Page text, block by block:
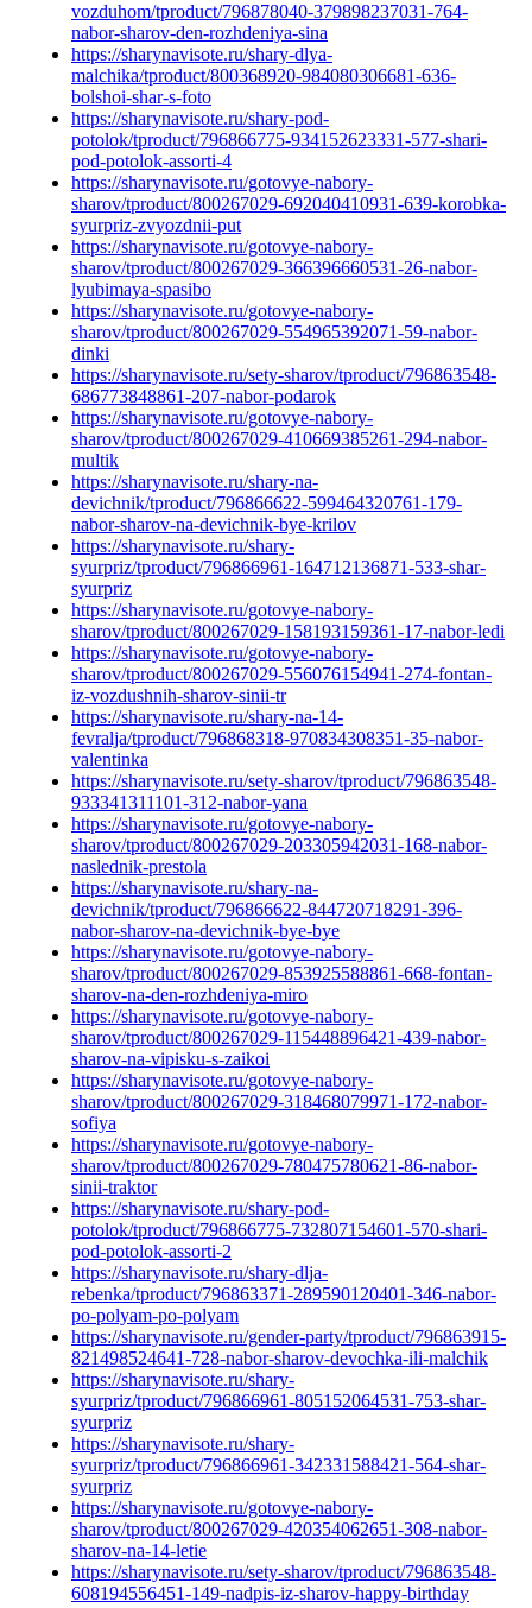
vozduhom/tproduct/796878040-379898237031-764-
nabor-sharov-den-rozhdeniya-sina
https://sharynavisote.ru/shary-dlya-
malchika/tproduct/800368920-984080306681-636-
bolshoi-shar-s-foto
https://sharynavisote.ru/shary-pod-
potolok/tproduct/796866775-934152623331-577-shari-
pod-potolok-assorti-4
https://sharynavisote.ru/gotovye-nabory-
sharov/tproduct/800267029-692040410931-639-korobka-
syurpriz-zvyozdnii-put
https://sharynavisote.ru/gotovye-nabory-
sharov/tproduct/800267029-366396660531-26-nabor-
lyubimaya-spasibo
https://sharynavisote.ru/gotovye-nabory-
sharov/tproduct/800267029-554965392071-59-nabor-
dinki
https://sharynavisote.ru/sety-sharov/tproduct/796863548-
686773848861-207-nabor-podarok
https://sharynavisote.ru/gotovye-nabory-
sharov/tproduct/800267029-410669385261-294-nabor-
multik
https://sharynavisote.ru/shary-na-
devichnik/tproduct/796866622-599464320761-179-
nabor-sharov-na-devichnik-bye-krilov
https://sharynavisote.ru/shary-
syurpriz/tproduct/796866961-164712136871-533-shar-
syurpriz
https://sharynavisote.ru/gotovye-nabory-
sharov/tproduct/800267029-158193159361-17-nabor-ledi
https://sharynavisote.ru/gotovye-nabory-
sharov/tproduct/800267029-556076154941-274-fontan-
iz-vozdushnih-sharov-sinii-tr
https://sharynavisote.ru/shary-na-14-
fevralja/tproduct/796868318-970834308351-35-nabor-
valentinka
https://sharynavisote.ru/sety-sharov/tproduct/796863548-
933341311101-312-nabor-yana
https://sharynavisote.ru/gotovye-nabory-
sharov/tproduct/800267029-203305942031-168-nabor-
naslednik-prestola
https://sharynavisote.ru/shary-na-
devichnik/tproduct/796866622-844720718291-396-
nabor-sharov-na-devichnik-bye-bye
https://sharynavisote.ru/gotovye-nabory-
sharov/tproduct/800267029-853925588861-668-fontan-
sharov-na-den-rozhdeniya-miro
https://sharynavisote.ru/gotovye-nabory-
sharov/tproduct/800267029-115448896421-439-nabor-
sharov-na-vipisku-s-zaikoi
https://sharynavisote.ru/gotovye-nabory-
sharov/tproduct/800267029-318468079971-172-nabor-
sofiya
https://sharynavisote.ru/gotovye-nabory-
sharov/tproduct/800267029-780475780621-86-nabor-
sinii-traktor
https://sharynavisote.ru/shary-pod-
potolok/tproduct/796866775-732807154601-570-shari-
pod-potolok-assorti-2
https://sharynavisote.ru/shary-dlja-
rebenka/tproduct/796863371-289590120401-346-nabor-
po-polyam-po-polyam
https://sharynavisote.ru/gender-party/tproduct/796863915-
821498524641-728-nabor-sharov-devochka-ili-malchik
https://sharynavisote.ru/shary-
syurpriz/tproduct/796866961-805152064531-753-shar-
syurpriz
https://sharynavisote.ru/shary-
syurpriz/tproduct/796866961-342331588421-564-shar-
syurpriz
https://sharynavisote.ru/gotovye-nabory-
sharov/tproduct/800267029-420354062651-308-nabor-
sharov-na-14-letie
https://sharynavisote.ru/sety-sharov/tproduct/796863548-
608194556451-149-nadpis-iz-sharov-happy-birthday